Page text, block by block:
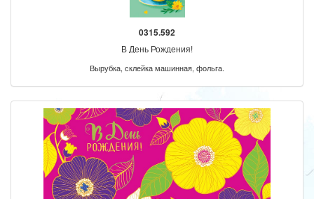
0315.592
В День Рождения!
Вырубка, склейка машинная, фольга.